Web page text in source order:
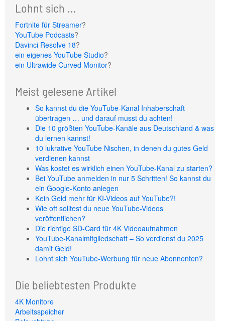
Lohnt sich …
Fortnite für Streamer?
YouTube Podcasts?
Davinci Resolve 18?
ein eigenes YouTube Studio?
ein Ultrawide Curved Monitor?
Meist gelesene Artikel
So kannst du die YouTube-Kanal Inhaberschaft
übertragen … und darauf musst du achten!
Die 10 größten YouTube-Kanäle aus Deutschland & was
du lernen kannst!
10 lukrative YouTube Nischen, in denen du gutes Geld
verdienen kannst
Was kostet es wirklich einen YouTube-Kanal zu starten?
Bei YouTube anmelden in nur 5 Schritten! So kannst du
ein Google-Konto anlegen
Kein Geld mehr für KI-Videos auf YouTube?!
Wie oft solltest du neue YouTube-Videos
veröffentlichen?
Die richtige SD-Card für 4K Videoaufnahmen
YouTube-Kanalmitgliedschaft – So verdienst du 2025
damit Geld!
Lohnt sich YouTube-Werbung für neue Abonnenten?
Die beliebtesten Produkte
4K Monitore
Arbeitsspeicher